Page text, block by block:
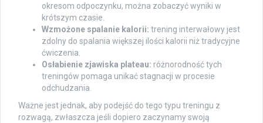
okresom odpoczynku, można zobaczyć wyniki w
krótszym czasie.
Wzmożone spalanie kalorii: trening interwałowy jest
zdolny do spalania większej ilości kalorii niż tradycyjne
ćwiczenia.
Osłabienie zjawiska plateau: różnorodność tych
treningów pomaga unikać stagnacji w procesie
odchudzania.
Ważne jest jednak, aby podejść do tego typu treningu z
rozwagą, zwłaszcza jeśli dopiero zaczynamy swoją